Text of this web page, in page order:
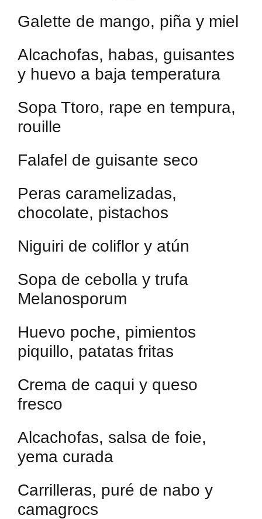
Galette de mango, piña y miel
Alcachofas, habas, guisantes
y huevo a baja temperatura
Sopa Ttoro, rape en tempura,
rouille
Falafel de guisante seco
Peras caramelizadas,
chocolate, pistachos
Niguiri de coliflor y atún
Sopa de cebolla y trufa
Melanosporum
Huevo poche, pimientos
piquillo, patatas fritas
Crema de caqui y queso
fresco
Alcachofas, salsa de foie,
yema curada
Carrilleras, puré de nabo y
camagrocs